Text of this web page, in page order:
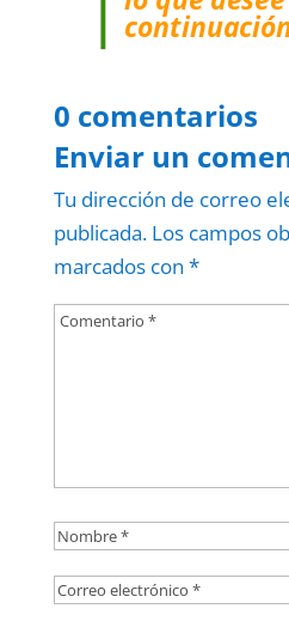
0 comentarios
Enviar un
Tu dirección de correo
publicada. Los campos
marcados con *